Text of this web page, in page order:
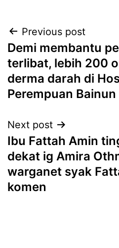
Post
navigation
Previous post
Demi membantu
terlibat, lebih 200
derma darah di
Perempuan Bainun
Next post
Ibu Fattah Amin
dekat ig Amira
warganet syak
komen